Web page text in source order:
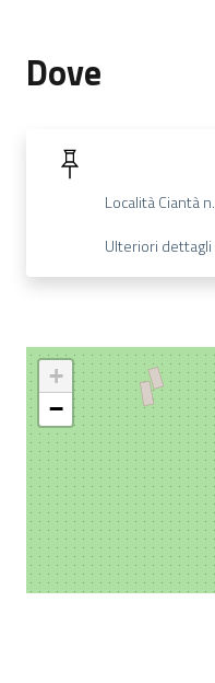
Dove
Località Ciantà
Ulteriori dettagli
+
−